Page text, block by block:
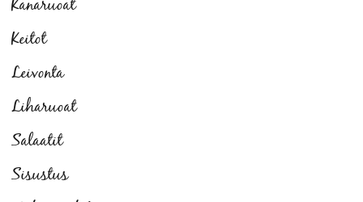
Kanaruoat
Keitot
Leivonta
Liharuoat
Salaatit
Sisustus